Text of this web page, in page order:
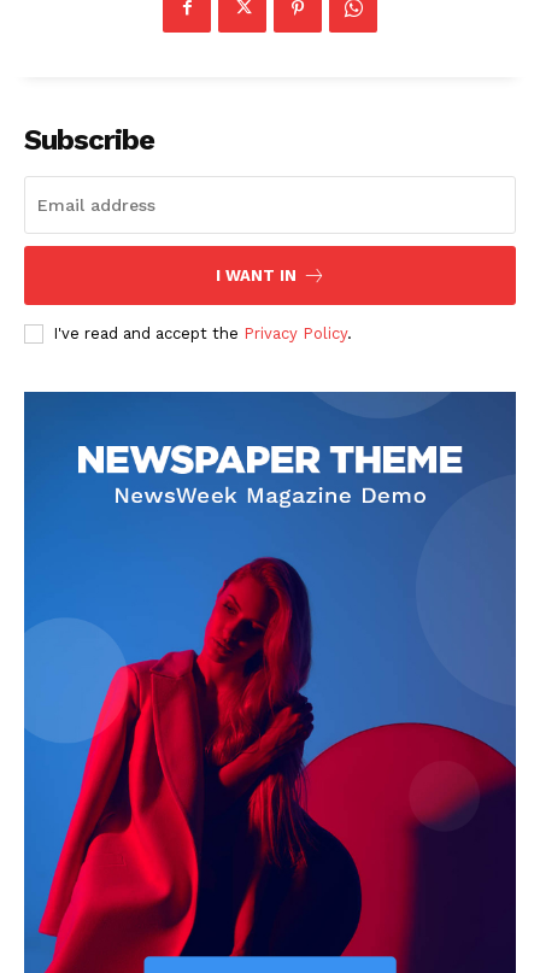
Subscribe
I WANT IN
I've read and accept the Privacy Policy.